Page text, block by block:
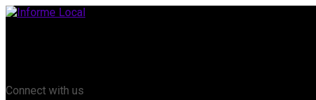
Connect with us